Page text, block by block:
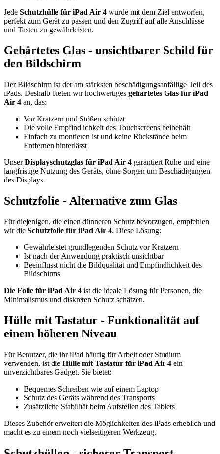
Jede Schutzhülle für iPad Air 4 wurde mit dem Ziel entworfen,
perfekt zum Gerät zu passen und den Zugriff auf alle Anschlüsse
und Tasten zu gewährleisten.
Gehärtetes Glas - unsichtbarer Schild für
den Bildschirm
Der Bildschirm ist der am stärksten beschädigungsanfällige Teil des
iPads. Deshalb bieten wir hochwertiges gehärtetes Glas für iPad
Air 4 an, das:
Vor Kratzern und Stößen schützt
Die volle Empfindlichkeit des Touchscreens beibehält
Einfach zu montieren ist und keine Rückstände beim
Entfernen hinterlässt
UnserDisplayschutzglas für iPad Air 4 garantiert Ruhe und eine
langfristige Nutzung des Geräts, ohne Sorgen um Beschädigungen
des Displays.
Schutzfolie - Alternative zum Glas
Für diejenigen, die einen dünneren Schutz bevorzugen, empfehlen
wir die Schutzfolie für iPad Air 4. Diese Lösung:
Gewährleistet grundlegenden Schutz vor Kratzern
Ist nach der Anwendung praktisch unsichtbar
Beeinflusst nicht die Bildqualität und Empfindlichkeit des
Bildschirms
Die Folie für iPad Air 4 ist die ideale Lösung für Personen, die
Minimalismus und diskreten Schutz schätzen.
Hülle mit Tastatur - Funktionalität auf
einem höheren Niveau
Für Benutzer, die ihr iPad häufig für Arbeit oder Studium
verwenden, ist die Hülle mit Tastatur für iPad Air 4 ein
unverzichtbares Gadget. Sie bietet:
Bequemes Schreiben wie auf einem Laptop
Schutz des Geräts während des Transports
Zusätzliche Stabilität beim Aufstellen des Tablets
Dieses Zubehör erweitert die Möglichkeiten des iPads erheblich und
macht es zu einem noch vielseitigeren Werkzeug.